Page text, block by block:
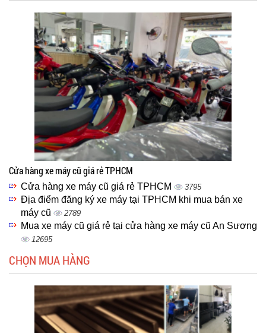
Cửa hàng xe máy cũ giá rẻ TPHCM
Cửa hàng xe máy cũ giá rẻ TPHCM 3795
Địa điểm đăng ký xe máy tại TPHCM khi mua bán xe
máy cũ
2789
Mua xe máy cũ giá rẻ tại cửa hàng xe máy cũ An Sương
12695
CHỌN MUA HÀNG